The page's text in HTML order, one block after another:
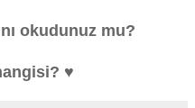
okudunuz mu?
♥